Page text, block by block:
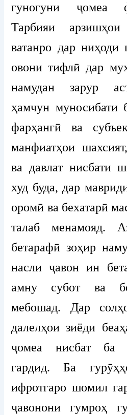
гуногуни ҷомеа
Тарбияи
ватанро дар ниҳоди
овони тифлӣ дар
намудан зарур
ҳамчун муносибати
фарҳангӣ ва
манфиатҳои
ва давлат нисбати
худ буда, дар
оромӣ ва бехатарӣ
талаб менамояд.
бетарафӣ зоҳир
насли ҷавон ин
амну субот ва
мебошад. Дар
далелҳои зиёди
ҷомеа нисбат ба
гардид. Ба
ифротгаро шомил
ҷавонони гумроҳ